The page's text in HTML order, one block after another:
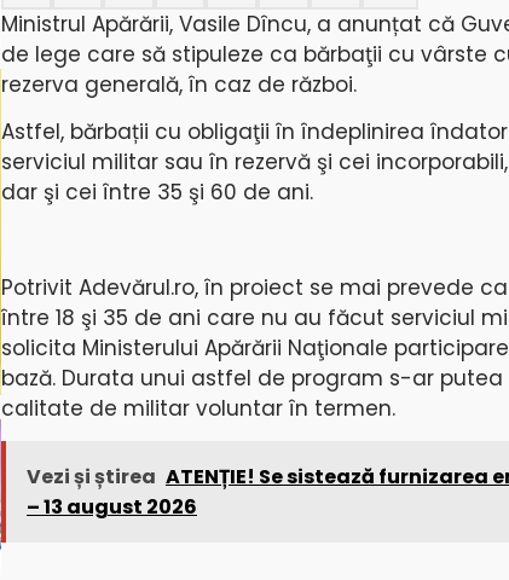
Ministrul Apărării, Vasile Dîncu, a anunțat că
de lege care să stipuleze ca bărbaţii cu vârste
rezerva generală, în caz de război.
Astfel, bărbații cu obligaţii în îndeplinirea
serviciul militar sau în rezervă şi cei
dar şi cei între 35 şi 60 de ani.
Potrivit Adevărul.ro, în proiect se mai prevede
între 18 şi 35 de ani care nu au făcut serviciul
solicita Ministerului Apărării Naţionale
bază. Durata unui astfel de program s-ar
calitate de militar voluntar în termen.
Vezi și știrea ATENȚIE! Se sistează furnizarea
– 13 august 2026